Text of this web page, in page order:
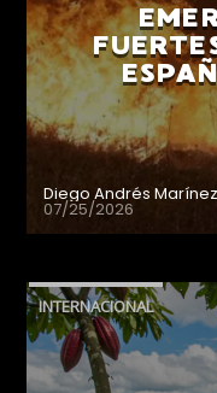
Diego Andrés
07/25/2026
INTERNACIONAL